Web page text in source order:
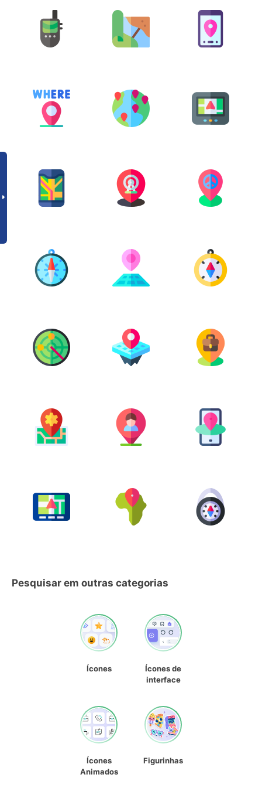
Pesquisar em outras categorias
Ícones
Ícones de
interface
Ícones
Animados
Figurinhas